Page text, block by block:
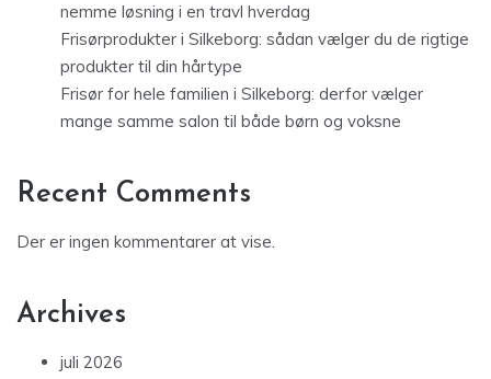
nemme løsning i en travl hverdag
Frisørprodukter i Silkeborg: sådan vælger du de rigtige
produkter til din hårtype
Frisør for hele familien i Silkeborg: derfor vælger
mange samme salon til både børn og voksne
Recent Comments
Der er ingen kommentarer at vise.
Archives
juli 2026